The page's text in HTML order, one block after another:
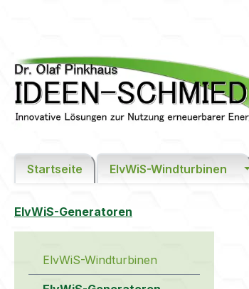
Startseite ElvWiS-Windturbinen
ElvWiS-Generatoren
ElvWiS-Windturbinen